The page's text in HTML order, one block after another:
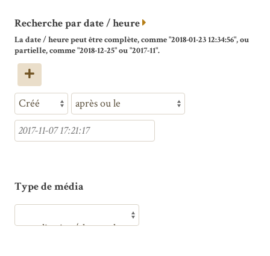
Recherche par date / heure
La date / heure peut être complète, comme "2018-01-23 12:34:56", ou
partielle, comme "2018-12-25" ou "2017-11".
Type de média